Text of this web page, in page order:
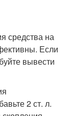
средства на
Если
вывести
2 ст. л.